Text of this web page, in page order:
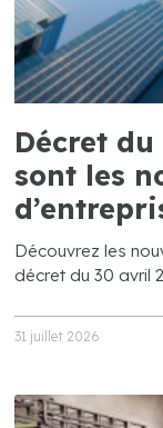
Décret
sont les
Découvrez les
décret du 30 avril
31 juillet 2026